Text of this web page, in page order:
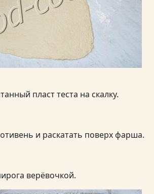
пласт теста на скалку.
и раскатать поверх фарша.
верёвочкой.